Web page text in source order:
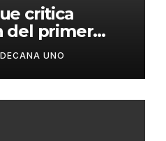
critica
del primer
de Keiko
DECANA UNO